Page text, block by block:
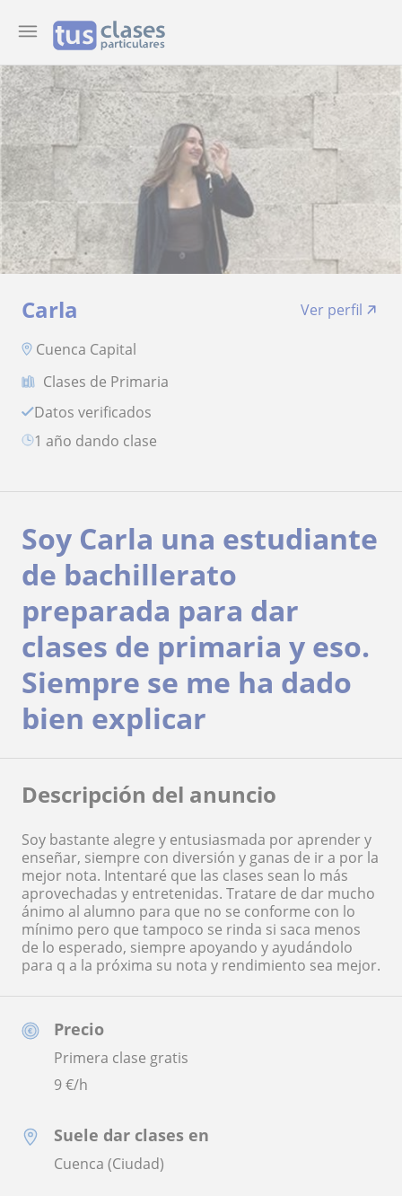
Carla
Ver perfil
Cuenca Capital
Clases de Primaria
Datos verificados
1 año dando clase
Precio
Primera clase gratis
9€/h
Suele dar clases en
Cuenca (Ciudad)
Soy Carla una estudiante
de bachillerato
preparada para dar
clases de primaria y eso.
Siempre se me ha dado
bien explicar
Descripción del anuncio
Soy bastante alegre y entusiasmada por aprender y
enseñar, siempre con diversión y ganas de ir a por la
mejor nota. Intentaré que las clases sean lo más
aprovechadas y entretenidas. Tratare de dar mucho
ánimo al alumno para que no se conforme con lo
mínimo pero que tampoco se rinda si saca menos
de lo esperado, siempre apoyando y ayudándolo
para q a la próxima su nota y rendimiento sea mejor.